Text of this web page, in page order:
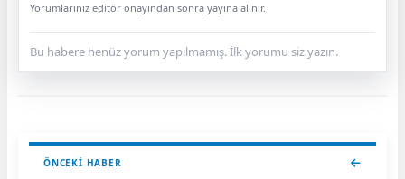
Yorumlarınız editör onayından sonra yayına alınır.
Bu habere henüz yorum yapılmamış. İlk yorumu siz yazın.
ÖNCEKI HABER